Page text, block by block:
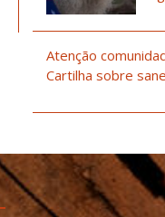
Atenção
Cartilha sobre